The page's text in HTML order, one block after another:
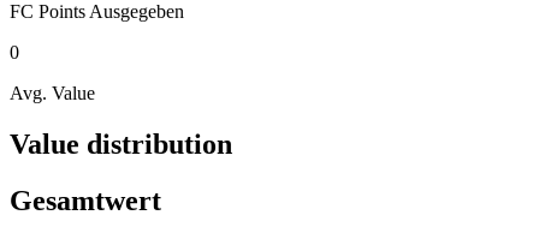
FC Points Ausgegeben
0
Avg. Value
Value distribution
Gesamtwert